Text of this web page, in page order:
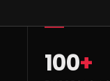
100+